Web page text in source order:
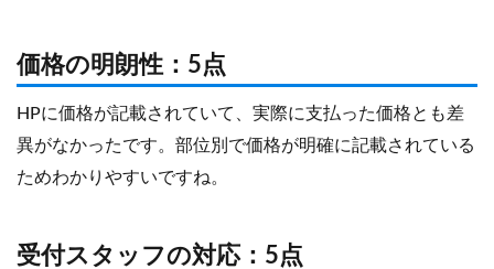
価格の明朗性：5点
HPに価格が記載されていて、実際に支払った価格とも差
異がなかったです。部位別で価格が明確に記載されている
ためわかりやすいですね。
受付スタッフの対応：5点